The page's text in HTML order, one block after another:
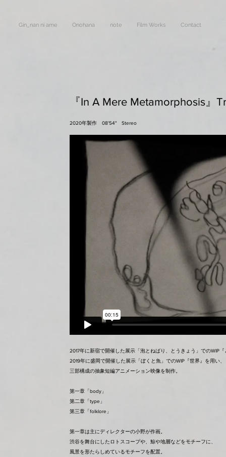
Gin_nan ni ame Onohana note Film Works Contact
『In A Mere Metamorphosis』
2020年製作 08'54" Stereo
2017年に新宿で開催した展示「泡とねばり、とうきょう」でのWIP
2019年に盛岡で開催した展示「ぼくと魚」でのWIP『世界』を用い、
三部構成の抽象短編アニメーション映像を制作。
第一章「body」
第二章「type」
第三章「folklore」
第一章は主にディレクターの小野が作画。
渋谷を舞台にしたロトスコープや、鯨や地層などをモチーフに、
風景を形たらしめているモチーフを配置。